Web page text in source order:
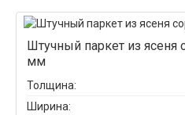
Штучный паркет из ясеня
мм
Толщина:
Ширина: